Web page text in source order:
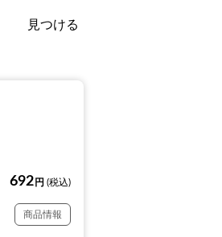
見つける
692 円 (税込)
商品情報